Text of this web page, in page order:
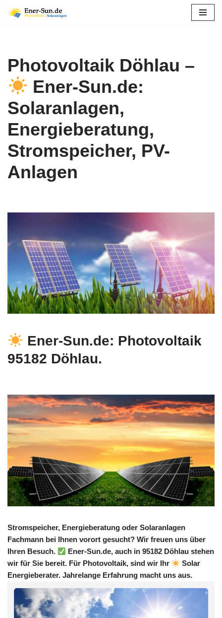
Photovoltaik Döhlau –
Ener-Sun.de:
Solaranlagen,
Energieberatung,
Stromspeicher, PV-
Anlagen
Ener-Sun.de: Photovoltaik
95182 Döhlau.
Stromspeicher, Energieberatung oder Solaranlagen
Fachmann bei Ihnen vorort gesucht? Wir freuen uns über
Ihren Besuch.
Ener-Sun.de, auch in 95182 Döhlau stehen
wir für Sie bereit. Für Photovoltaik, sind wir Ihr
Solar
Energieberater. Jahrelange Erfahrung macht uns aus.